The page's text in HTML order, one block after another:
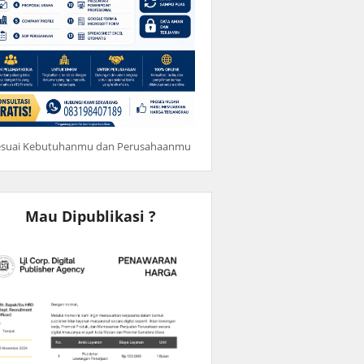
Kebutuhanmu dan Perusahaanmu
Mau Dipublikasi ?